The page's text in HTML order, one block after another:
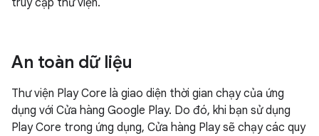
An toàn dữ liệu
Thư viện Play Core là giao diện thời gian chạy của ứng
dụng với Cửa hàng Google Play. Do đó, khi bạn sử dụng
Play Core trong ứng dụng, Cửa hàng Play sẽ chạy các quy